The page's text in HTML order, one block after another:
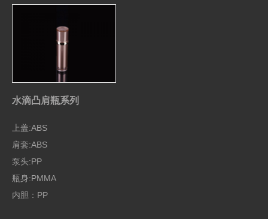
水滴凸肩瓶系列
上盖:ABS
肩套:ABS
泵头:PP
瓶身:PMMA
内胆：PP